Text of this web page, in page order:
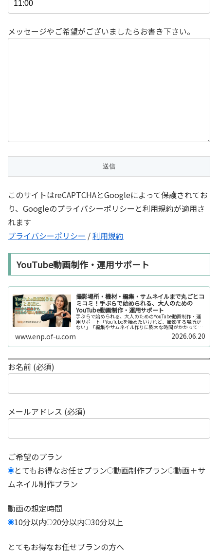
メッセージやご希望がございましたらお書き下さい。
このサイトはreCAPTCHAとGoogleによって保護されてお
り、Googleのプライバシーポリシーと利用規約が適用さ
れます
プライバシーポリシー /利用規約
YouTube動画制作・運用サポート
撮影場所・機材・編集・サムネイルまで丸ごとコ
ミコミ！手ぶらで始められる、大人のための
YouTube動画制作・運用サポート
手ぶらで始められる、大人のためのYouTube動画制作・運
用サポート「YouTubeを始めたいけれど、撮影する場所が
ない」「編集やサムネイル作りに膨大な時間がかかって長
続きしない」「機材を揃えるだけで何万円もかかってしま
www.enp.of-u.com 2026.06.20
お名前 (必須)
メールアドレス (必須)
ご希望のプラン
とてもお得なお任せプラン 動画制作プラン 動画＋サ
ムネイル制作プラン
動画の想定時間
10分以内
20分以内 30分以上
とてもお得なお任せプランの方へ